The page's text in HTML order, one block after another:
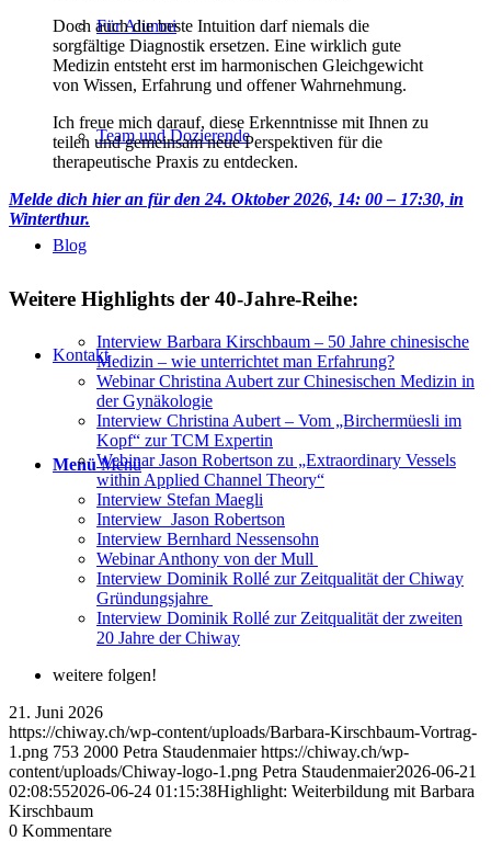
Für Alumni
Team und Dozierende
Blog
Kontakt
Menü Menü
Doch auch die beste Intuition darf niemals die
sorgfältige Diagnostik ersetzen. Eine wirklich gute
Medizin entsteht erst im harmonischen Gleichgewicht
von Wissen, Erfahrung und offener Wahrnehmung.
Ich freue mich darauf, diese Erkenntnisse mit Ihnen zu
teilen und gemeinsam neue Perspektiven für die
therapeutische Praxis zu entdecken.
Melde dich hier an für den 24. Oktober 2026, 14: 00 – 17:30, in
Winterthur.
Weitere Highlights der 40-Jahre-Reihe:
Interview Barbara Kirschbaum – 50 Jahre chinesische
Medizin – wie unterrichtet man Erfahrung?
Webinar Christina Aubert zur Chinesischen Medizin in
der Gynäkologie
Interview Christina Aubert – Vom „Birchermüesli im
Kopf“ zur TCM Expertin
Webinar Jason Robertson zu „Extraordinary Vessels
within Applied Channel Theory“
Interview Stefan Maegli
Interview Jason Robertson
Interview Bernhard Nessensohn
Webinar Anthony von der Mull
Interview Dominik Rollé zur Zeitqualität der Chiway
Gründungsjahre
Interview Dominik Rollé zur Zeitqualität der zweiten
20 Jahre der Chiway
weitere folgen!
21. Juni 2026
https://chiway.ch/wp-content/uploads/Barbara-Kirschbaum-Vortrag-
1.png 753 2000 Petra Staudenmaier https://chiway.ch/wp-
content/uploads/Chiway-logo-1.png Petra Staudenmaier2026-06-21
02:08:552026-06-24 01:15:38Highlight: Weiterbildung mit Barbara
Kirschbaum
0 Kommentare